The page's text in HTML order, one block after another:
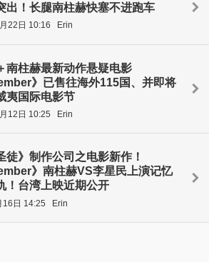
出！长腿南柱赫快塞不进跑车
22日 10:16 Erin
南柱赫最新动作悬疑电影
》已售往海外115国、并即将
夷国际电影节
12日 10:25 Erin
徒》制作公司之电影新作！
》南柱赫VS李星民上演记忆
！台湾上映近期公开
16日 14:25 Erin